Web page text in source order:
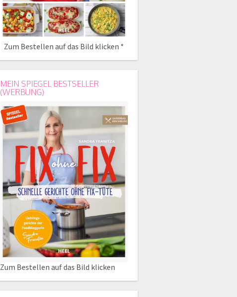
Zum Bestellen auf das Bild klicken *
MEIN SPIEGEL BESTSELLER
(WERBUNG)
Zum Bestellen auf das Bild klicken